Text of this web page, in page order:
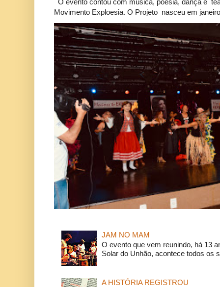
O evento contou com música, poesia, dança e
Movimento Exploesia. O Projeto nasceu em
JAM NO MAM
O evento que vem reunindo, há 13
Solar do Unhão, acontece todos os
A HISTÓRIA REGISTROU